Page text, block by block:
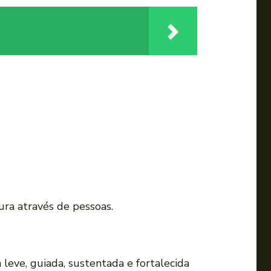
através de pessoas.
guiada, sustentada e fortalecida